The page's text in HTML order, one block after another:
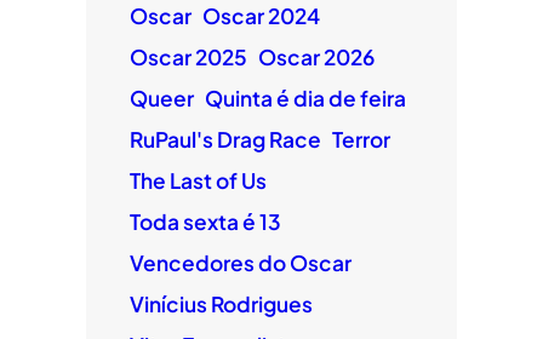
Oscar Oscar 2024
Oscar 2025 Oscar 2026
Queer Quinta é dia de feira
RuPaul's Drag Race Terror
The Last of Us
Toda sexta é 13
Vencedores do Oscar
Vinícius Rodrigues